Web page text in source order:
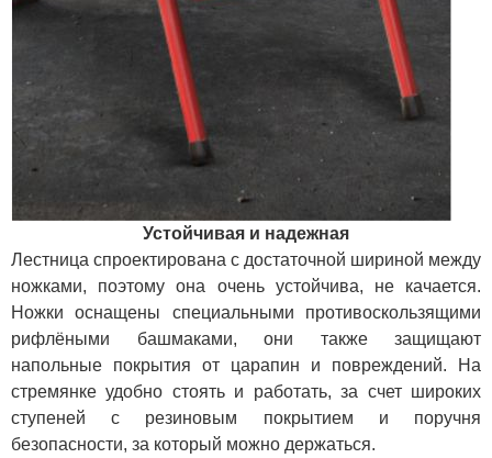
Устойчивая и надежная
Лестница спроектирована с достаточной шириной между
ножками, поэтому она очень устойчива, не качается.
Ножки оснащены специальными противоскользящими
рифлёными башмаками, они также защищают
напольные покрытия от царапин и повреждений. На
стремянке удобно стоять и работать, за счет широких
ступеней с резиновым покрытием и поручня
безопасности, за который можно держаться.